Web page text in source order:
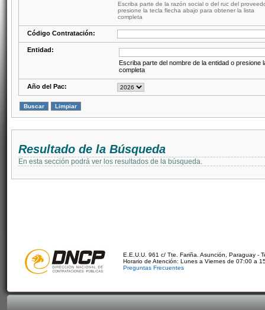
Escriba parte de la razón social o del ruc del
presione la tecla flecha abajo para obtener la lista
completa
Código Contratación:
Entidad:
Escriba parte del nombre de la entidad o presione
completa
Año del Pac:
Resultado de la Búsqueda
En esta sección podrá ver los resultados de la búsqueda.
E.E.U.U. 961 c/ Tte. Fariña. Asunción, Paraguay -
Horario de Atención: Lunes a Viernes de 07:00 a
Preguntas Frecuentes